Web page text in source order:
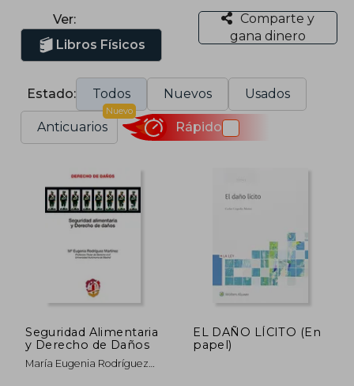
Ver:
Libros Físicos
Comparte y
gana dinero
Estado: Todos Nuevos Usados
Anticuarios
Nuevo
Rápido
Seguridad Alimentaria
y Derecho de Daños
María Eugenia Rodríguez
EL DAÑO LÍCITO (En
papel)